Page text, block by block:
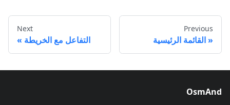
Previous
القائمة الرئيسية
Next
التفاعل مع الخريطة
OsmAnd